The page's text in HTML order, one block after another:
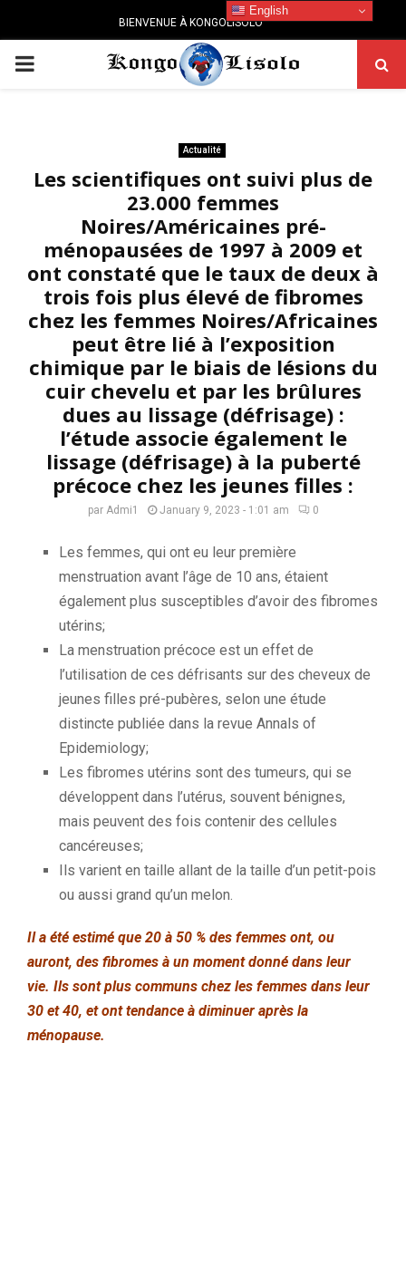
BIENVENUE À KONGOLISOLO
PRIMARY
Actualité
Les scientifiques ont suivi plus de
23.000 femmes
Noires/Américaines pré-
ménopausées de 1997 à 2009 et
ont constaté que le taux de deux à
trois fois plus élevé de fibromes
chez les femmes Noires/Africaines
peut être lié à l’exposition
chimique par le biais de lésions du
cuir chevelu et par les brûlures
dues au lissage (défrisage) :
l’étude associe également le
lissage (défrisage) à la puberté
précoce chez les jeunes filles :
par Admi1 January 9, 2023 - 1:01 am 0
Les femmes, qui ont eu leur première
menstruation avant l’âge de 10 ans, étaient
également plus susceptibles d’avoir des fibromes
utérins;
La menstruation précoce est un effet de
l’utilisation de ces défrisants sur des cheveux de
jeunes filles pré-pubères, selon une étude
distincte publiée dans la revue Annals of
Epidemiology;
Les fibromes utérins sont des tumeurs, qui se
développent dans l’utérus, souvent bénignes,
mais peuvent des fois contenir des cellules
cancéreuses;
Ils varient en taille allant de la taille d’un petit-pois
ou aussi grand qu’un melon.
Il a été estimé que 20 à 50 % des femmes ont, ou
auront, des fibromes à un moment donné dans leur
vie. Ils sont plus communs chez les femmes dans leur
30 et 40, et ont tendance à diminuer après la
ménopause.
English